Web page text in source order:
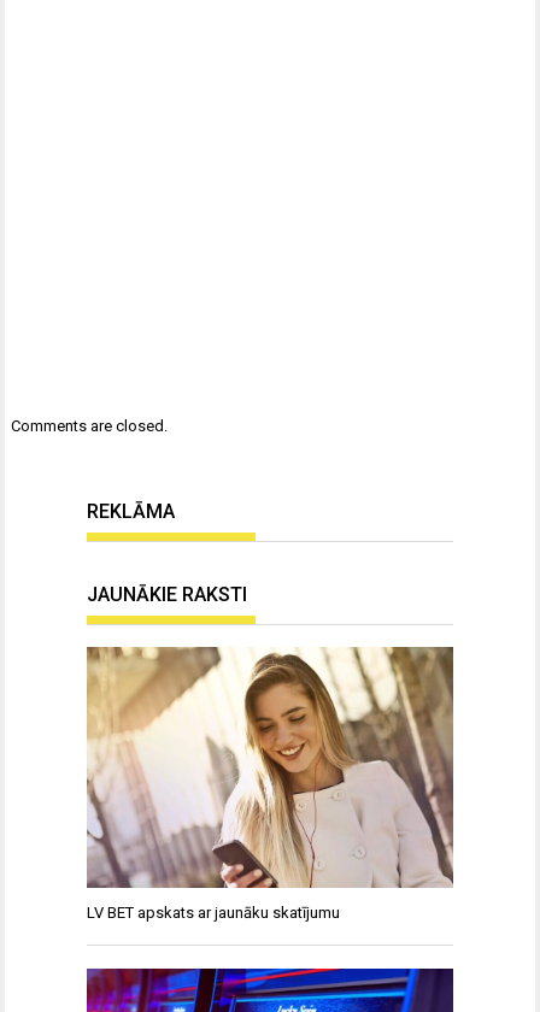
Comments are closed.
REKLĀMA
JAUNĀKIE RAKSTI
LV BET apskats ar jaunāku skatījumu